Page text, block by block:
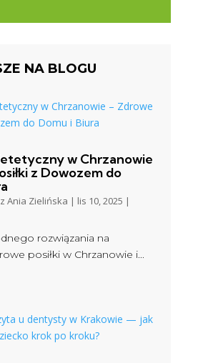
NA BLOGU
w Chrzanowie
z Dowozem do
Ania Zielińska | lis 10, 2025 |
rozwiązania na
posiłki w Chrzanowie i...